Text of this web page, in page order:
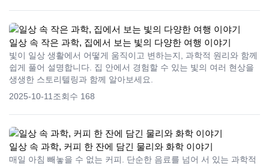
일상 속 작은 과학, 집에서 보는 빛의 다양한 여행 이야기
빛이 일상 생활에서 어떻게 움직이고 변하는지, 과학적 원리와 함께
쉽게 풀어 설명합니다. 집 안에서 경험할 수 있는 빛의 여러 현상을
생생한 스토리텔링과 함께 알아보세요.
2025-10-11조회수 168
일상 속 과학, 커피 한 잔에 담긴 물리와 화학 이야기
매일 아침 빼놓을 수 없는 커피. 단순한 음료를 넘어 서 있는 과학적